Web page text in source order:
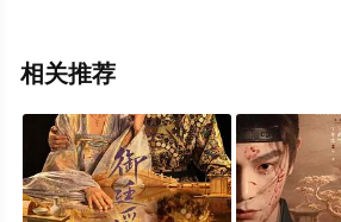
相关推荐